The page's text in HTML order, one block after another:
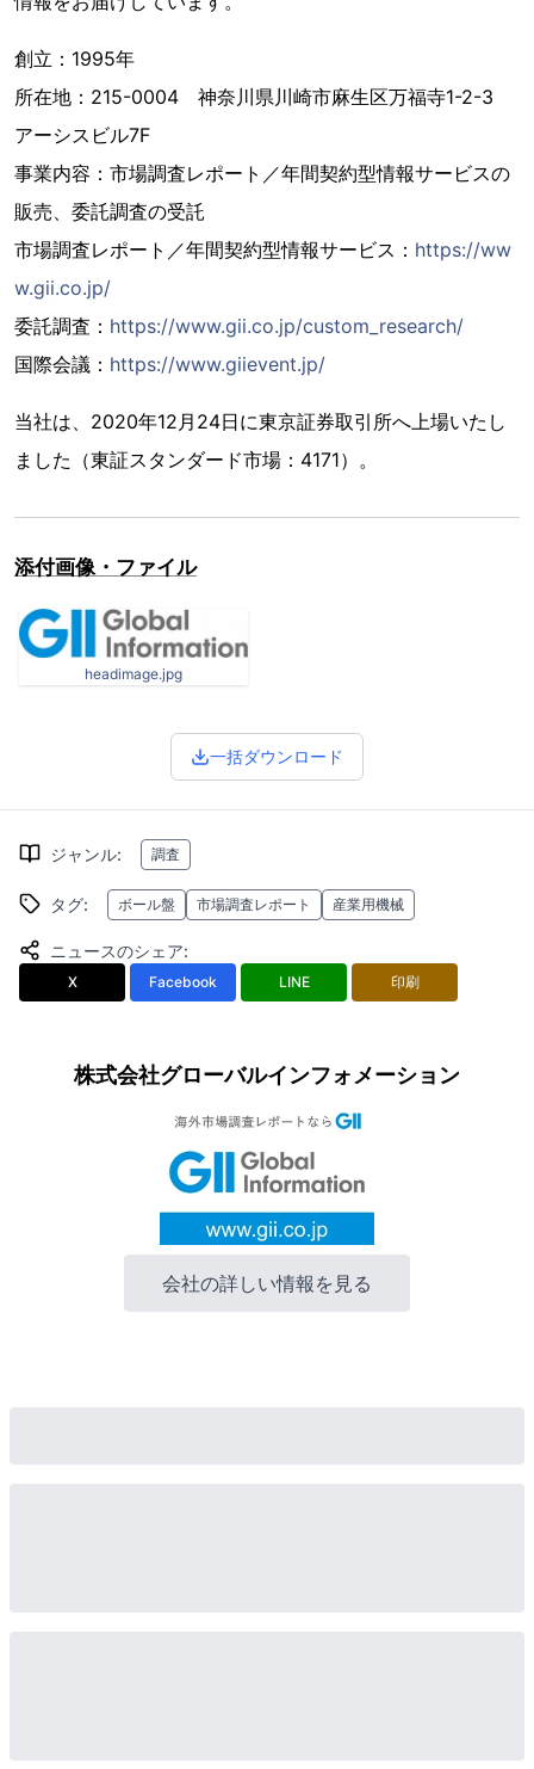
創立：1995年
所在地：215-0004 神奈川県川崎市麻生区万福寺1-2-3
アーシスビル7F
事業内容：市場調査レポート／年間契約型情報サービスの
販売、委託調査の受託
市場調査レポート／年間契約型情報サービス： https://ww
w.gii.co.jp/
委託調査： https://www.gii.co.jp/custom_research/
国際会議： https://www.giievent.jp/
当社は、2020年12月24日に東京証券取引所へ上場いたし
ました（東証スタンダード市場：4171）。
添付画像・ファイル
headimage.jpg
一括ダウンロード
ジャンル: 調査
タグ: ボール盤 市場調査レポート 産業用機械
ニュースのシェア:
X Facebook LINE 印刷
株式会社グローバルインフォメーション
会社の詳しい情報を見る